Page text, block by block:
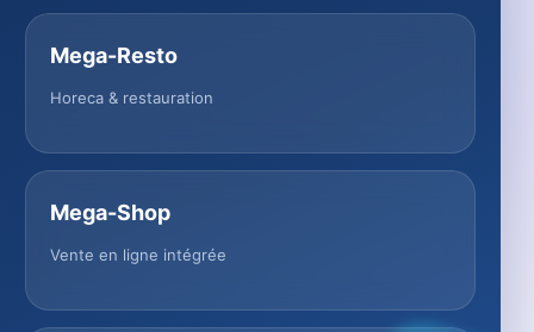
Mega-Resto
Horeca & restauration
Mega-Shop
Vente en ligne intégrée